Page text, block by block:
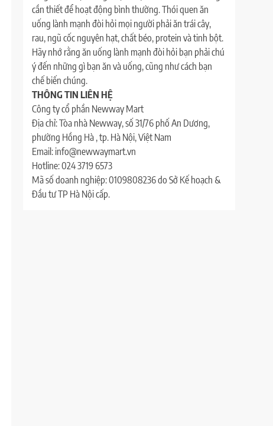
cần thiết để hoạt động bình thường. Thói quen ăn
uống lành mạnh đòi hỏi mọi người phải ăn trái cây,
rau, ngũ cốc nguyên hạt, chất béo, protein và tinh bột.
Hãy nhớ rằng ăn uống lành mạnh đòi hỏi bạn phải chú
ý đến những gì bạn ăn và uống, cũng như cách bạn
chế biến chúng.
THÔNG TIN LIÊN HỆ
Công ty cổ phần Newway Mart
Địa chỉ: Tòa nhà Newway, số 31/76 phố An Dương,
phường Hồng Hà , tp. Hà Nội, Việt Nam
Email: info@newwaymart.vn
Hotline: 024 3719 6573
Mã số doanh nghiệp: 0109808236 do Sở Kế hoạch &
Đầu tư TP Hà Nội cấp.